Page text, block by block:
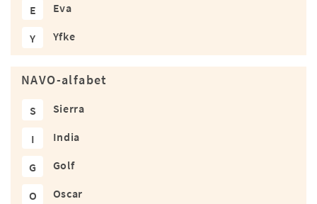
E Eva
Y Yfke
NAVO-alfabet
S Sierra
I India
G Golf
O Oscar